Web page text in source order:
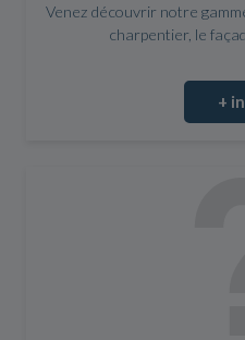
Venez découvrir notre
charpentier, le
+